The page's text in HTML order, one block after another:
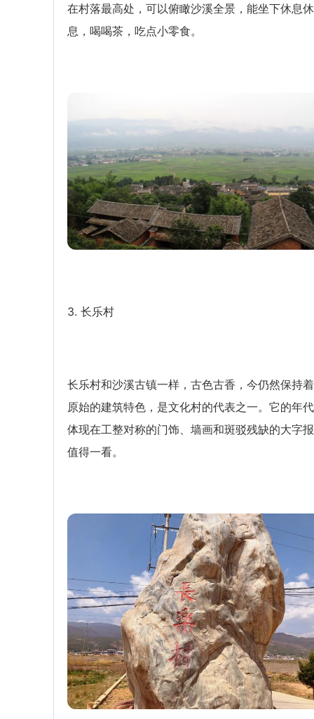
在村落最高处，可以俯瞰沙溪全景，能坐下休息休
息，喝喝茶，吃点小零食。
3. 长乐村
长乐村和沙溪古镇一样，古色古香，今仍然保持
原始的建筑特色，是文化村的代表之一。它的年
体现在工整对称的门饰、墙画和斑驳残缺的大字
值得一看。